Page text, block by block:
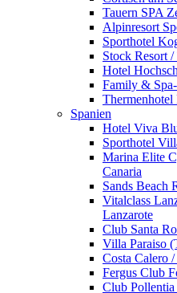
Tauern SPA
Alpinresort
Sporthotel
Stock Resort
Hotel
Family &
Spanien
Hotel Viva
Sporthotel
Marina Elite
Canaria
Sands Beach
Vitalclass
Lanzarote
Club Santa
Villa Paraiso
Costa Calero
Fergus Club
Club